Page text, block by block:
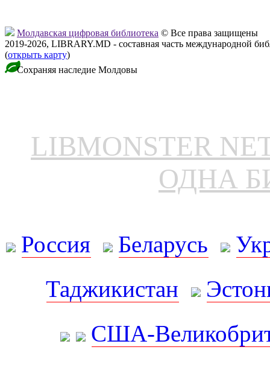
Молдавская цифровая библиотека © Все права защищены
2019-2026, LIBRARY.MD - составная часть международной
(открыть карту)
Сохраняя наследие Молдовы
LIBMONSTER
ОДНА
Россия Беларусь
Таджикистан
США-